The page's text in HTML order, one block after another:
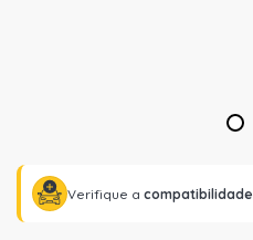
1
Verifique a compatibilidade